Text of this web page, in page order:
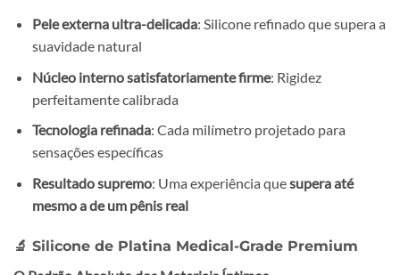
Pele externa ultra-delicada: Silicone refinado que supera a
suavidade natural
Núcleo interno satisfatoriamente firme: Rigidez
perfeitamente calibrada
Tecnologia refinada: Cada milímetro projetado para
sensações específicas
Resultado supremo: Uma experiência quesupera até
mesmo a de um pênis real
🔬 Silicone de Platina Medical-Grade Premium